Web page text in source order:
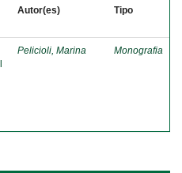
Autor(es) Tipo
Pelicioli, Marina Monografia